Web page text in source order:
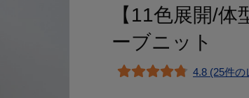
【11色展開/
ーブニット
4.8 (25件の